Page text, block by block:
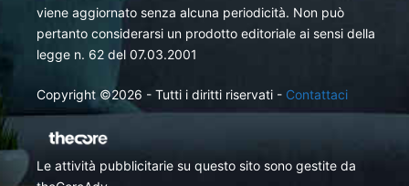
viene aggiornato senza alcuna periodicità. Non può
pertanto considerarsi un prodotto editoriale ai sensi della
legge n. 62 del 07.03.2001
Copyright ©2026 - Tutti i diritti riservati - Contattaci
Le attività pubblicitarie su questo sito sono gestite da